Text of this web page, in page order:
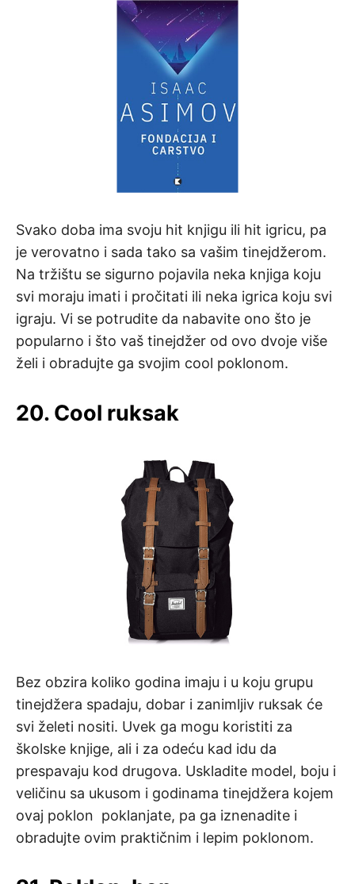
Svako doba ima svoju hit knjigu ili hit igricu, pa
je verovatno i sada tako sa vašim tinejdžerom.
Na tržištu se sigurno pojavila neka knjiga koju
svi moraju imati i pročitati ili neka igrica koju svi
igraju. Vi se potrudite da nabavite ono što je
popularno i što vaš tinejdžer od ovo dvoje više
želi i obradujte ga svojim cool poklonom.
20. Cool ruksak
Bez obzira koliko godina imaju i u koju grupu
tinejdžera spadaju, dobar i zanimljiv ruksak će
svi želeti nositi. Uvek ga mogu koristiti za
školske knjige, ali i za odeću kad idu da
prespavaju kod drugova. Uskladite model, boju i
veličinu sa ukusom i godinama tinejdžera kojem
ovaj poklon poklanjate, pa ga iznenadite i
obradujte ovim praktičnim i lepim poklonom.